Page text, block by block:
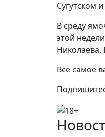
Сугутском
В среду
этой
Николаева,
Все самое